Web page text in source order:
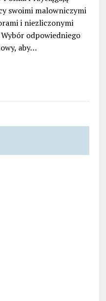
swoimi malowniczymi
i niezliczonymi
odpowiedniego
aby…